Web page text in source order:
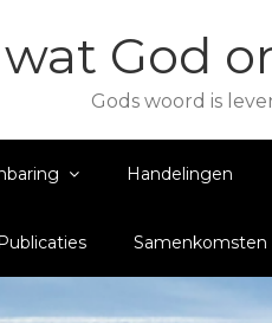
God
Gods woord is
Handelingen
Samenkomsten